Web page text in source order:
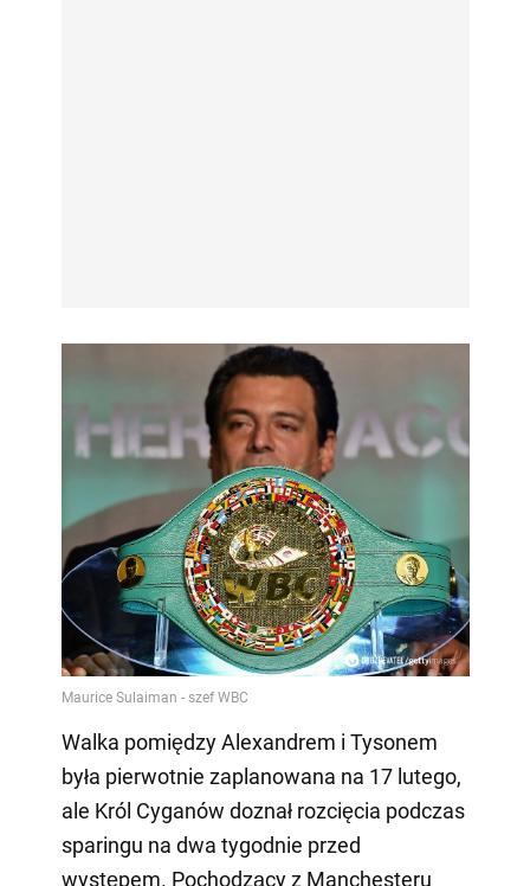
Walka pomiędzy Alexandrem i Tysonem
była pierwotnie zaplanowana na 17 lutego,
ale Król Cyganów doznał rozcięcia podczas
sparingu na dwa tygodnie przed
występem. Pochodzący z Manchesteru